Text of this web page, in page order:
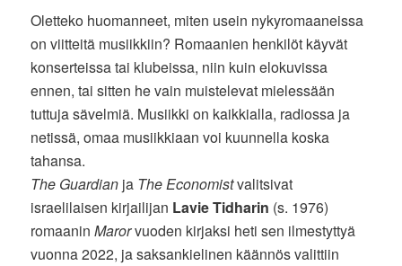
Oletteko huomanneet, miten usein nykyromaaneissa
on viitteitä musiikkiin? Romaanien henkilöt käyvät
konserteissa tai klubeissa, niin kuin elokuvissa
ennen, tai sitten he vain muistelevat mielessään
tuttuja sävelmiä. Musiikki on kaikkialla, radiossa ja
netissä, omaa musiikkiaan voi kuunnella koska
tahansa.
The Guardian ja The Economistvalitsivat
israelilaisen kirjailijan Lavie Tidharin (s. 1976)
romaaninMarorvuoden kirjaksi heti sen ilmestyttyä
vuonna 2022, ja saksankielinen käännös valittiin